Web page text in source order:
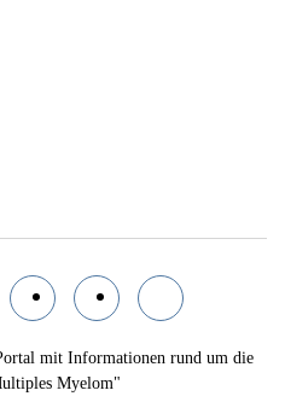
mit Informationen rund um die
Myelom"